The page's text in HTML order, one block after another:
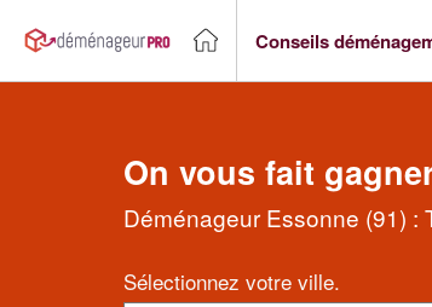
Conseils
On vous fait
Déménageur Essonne (91) :
Sélectionnez votre ville.